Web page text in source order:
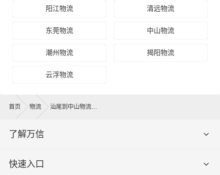
阳江物流 清远物流
东莞物流 中山物流
潮州物流 揭阳物流
云浮物流
首页 物流 汕尾到中山物流公司
了解万信
快速入口